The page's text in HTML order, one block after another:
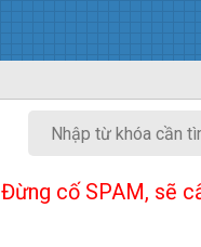
Đừng cố SPAM, sẽ